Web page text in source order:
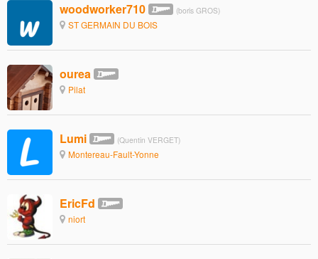
woodworker710 (boris GROS)
ST GERMAIN DU BOIS
ourea
Pilat
Lumi (Quentin VERGET)
Montereau-Fault-Yonne
EricFd
niort